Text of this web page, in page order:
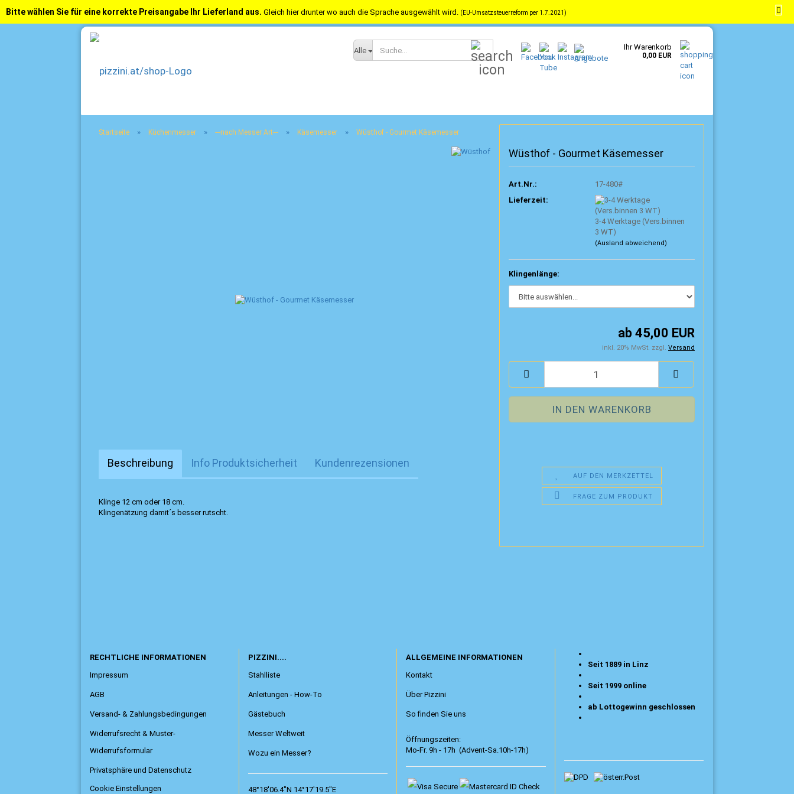
Versandkostenfrei in Österreich ab 100,-- / nach Deutschland ab 150,--
Alle Ihr Warenkorb
0,00 EUR
Bitte wählen Sie für eine korrekte Preisangabe Ihr Lieferland aus. Gleich hier drunter wo auch die Sprache ausgewählt wird. (EU-Umsatzsteuerreform per 1.7.2021)
Startseite » Küchenmesser » ---nach Messer Art--- » Käsemesser » Wüsthof - Gourmet Käsemesser
Wüsthof - Gourmet Käsemesser
Art.Nr.:
17-480#
Lieferzeit:
3-4 Werktage (Vers.binnen
3 WT)
(Ausland abweichend)
Klingenlänge:
ab 45,00 EUR
inkl. 20% MwSt. zzgl. Versand
AUF DEN MERKZETTEL
FRAGE ZUM PRODUKT
Beschreibung Info Produktsicherheit Kundenrezensionen
Klinge 12 cm oder 18 cm.
Klingenätzung damit´s besser rutscht.
RECHTLICHE INFORMATIONEN
Impressum
AGB
Versand- & Zahlungsbedingungen
Widerrufsrecht & Muster-
Widerrufsformular
Privatsphäre und Datenschutz
Cookie Einstellungen
PIZZINI....
Stahlliste
Anleitungen - How-To
Gästebuch
Messer Weltweit
Wozu ein Messer?
48°18'06.4"N 14°17'19.5"E
ALLGEMEINE INFORMATIONEN
Kontakt
Über Pizzini
So finden Sie uns
Öffnungszeiten:
Mo-Fr. 9h - 17h (Advent-Sa.10h-17h)
Seit 1889 in Linz
Seit 1999 online
ab Lottogewinn geschlossen